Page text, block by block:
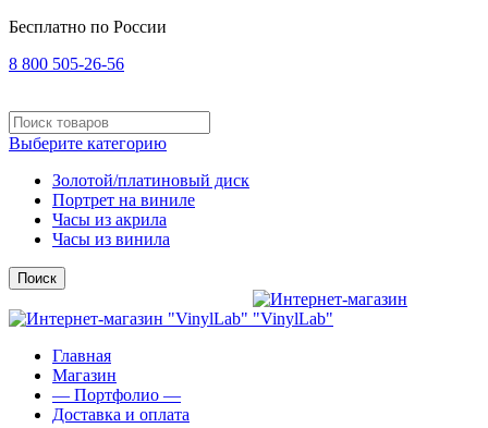
Бесплатно по России
8 800 505-26-56
Выберите категорию
Золотой/платиновый диск
Портрет на виниле
Часы из акрила
Часы из винила
Поиск
Главная
Магазин
— Портфолио —
Доставка и оплата